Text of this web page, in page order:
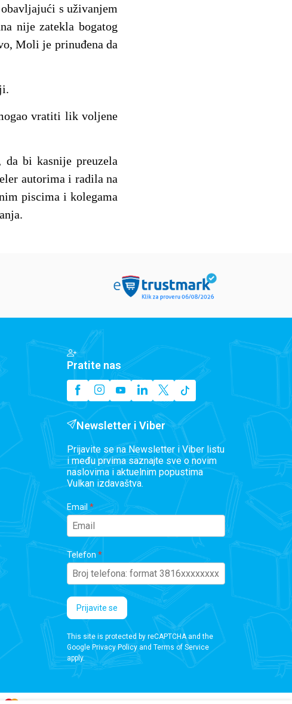
s uživanjem
nije zatekla bogatog
Moli je prinuđena da
vratiti lik voljene
bi kasnije preuzela
autorima i radila na
piscima i kolegama
Pratite nas
Newsletter i Viber
Prijavite se na Newsletter i Viber listu
i među prvima saznajte sve o novim
naslovima i aktuelnim popustima
Vulkan izdavaštva.
Email
Telefon
Prijavite se
This site is protected by reCAPTCHA and the
Google Privacy Policyand Terms of Service
apply.